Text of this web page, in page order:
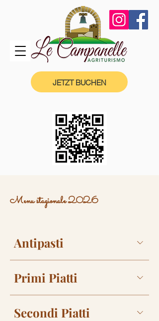
JETZT BUCHEN
Menu stagionale 2026
Antipasti
Primi Piatti
Secondi Piatti